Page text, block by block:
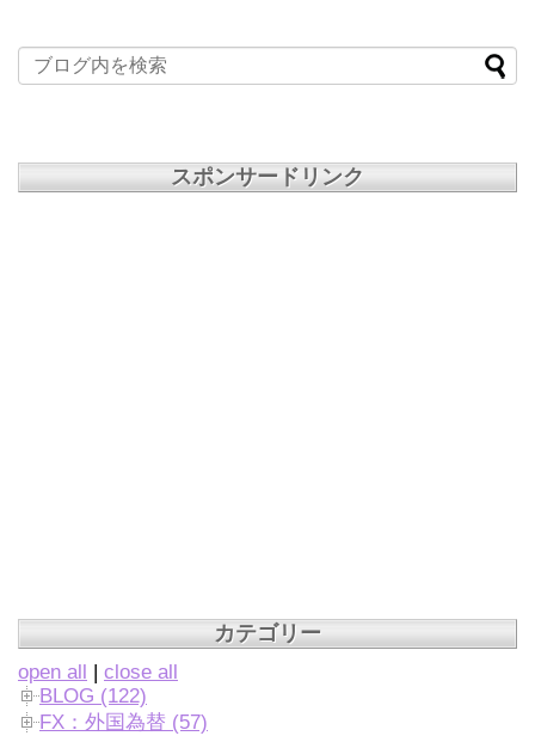
スポンサードリンク
カテゴリー
open all | close all
BLOG (122)
FX：外国為替 (57)